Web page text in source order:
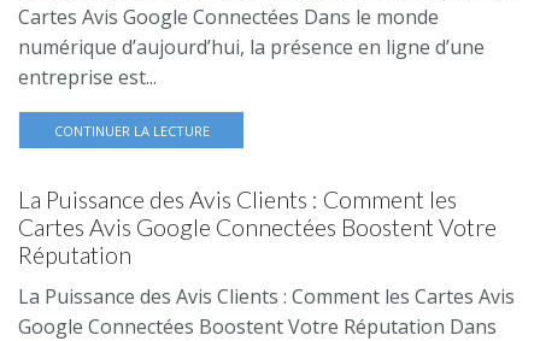
Cartes Avis Google Connectées Dans le monde
numérique d’aujourd’hui, la présence en ligne d’une
entreprise est...
CONTINUER LA LECTURE
La Puissance des Avis Clients : Comment les
Cartes Avis Google Connectées Boostent Votre
Réputation
La Puissance des Avis Clients : Comment les Cartes Avis
Google Connectées Boostent Votre Réputation Dans